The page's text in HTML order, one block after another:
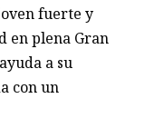
fuerte y
en plena Gran
a su
con un